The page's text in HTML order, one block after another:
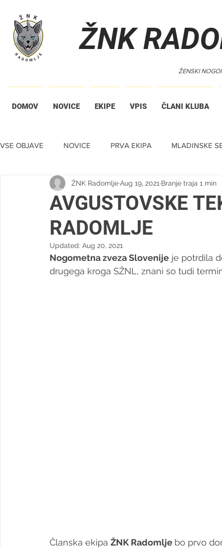
ŽNK
ŽENSKI
DOMOV NOVICE EKIPE VPIS ČLANI KLUBA
VSE OBJAVE NOVICE PRVA EKIPA MLADINSKE
TIHA DRAŽBA
AVGUSTOVSKE
RADOMLJE
ŽNK RadomljeAug 19, 2021 Branje traja 1 min
Updated: Aug 20, 2021
Nogometna zveza Slovenije je potrdila
drugega kroga SŽNL, znani so tudi
Članska ekipa ŽNK Radomlje bo prvo